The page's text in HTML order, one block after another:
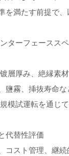
を満たす前提で
ターフェースス
層厚み、絶縁素
鹽霧、挿抜寿命
模試運転を通じ
代替性評価
コスト管理、継